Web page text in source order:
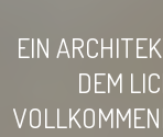
EIN
DEM